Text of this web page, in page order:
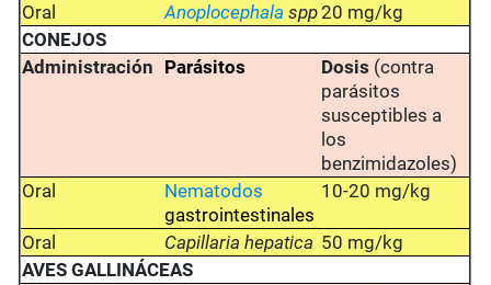
Oral
Anoplocephala spp20 mg/kg
CONEJOS
Administración Parásitos Dosis (contra
parásitos
susceptibles a
los
benzimidazoles)
Oral
Nematodos
gastrointestinales
10-20 mg/kg
Oral Capillaria hepatica 50 mg/kg
AVES GALLINÁCEAS